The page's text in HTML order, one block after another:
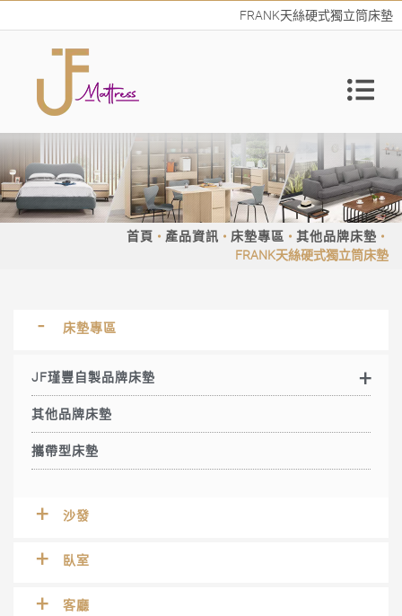
FRANK天絲硬式獨立筒床墊
首頁 產品資訊 床墊專區
其他品牌床墊
FRANK天絲硬式獨立筒床墊
床墊專區
JF瑾豐自製品牌床墊
其他品牌床墊
攜帶型床墊
沙發
臥室
客廳